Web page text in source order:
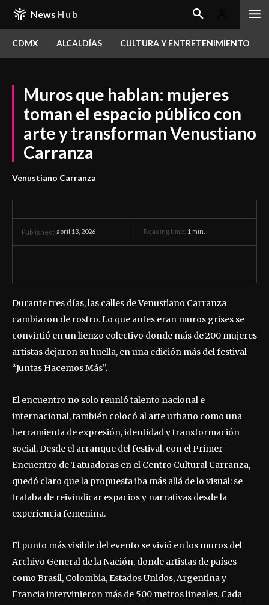
News Hub
CDMX ALCALDÍAS CULTURA Y ENTRETENIMIENTO
Muros que hablan: mujeres
toman el espacio público con
arte y transforman Venustiano
Carranza
Venustiano Carranza
Published: abril 13, 2026 Reading time: 1 min.
Durante tres días, las calles de Venustiano Carranza
cambiaron de rostro. Lo que antes eran muros grises se
convirtió en un lienzo colectivo donde más de 200 mujeres
artistas dejaron su huella, en una edición más del festival
“Juntas Hacemos Más”.
El encuentro no solo reunió talento nacional e
internacional, también colocó al arte urbano como una
herramienta de expresión, identidad y transformación
social. Desde el arranque del festival, con el Primer
Encuentro de Tatuadoras en el Centro Cultural Carranza,
quedó claro que la propuesta iba más allá de lo visual: se
trataba de reivindicar espacios y narrativas desde la
experiencia femenina.
El punto más visible del evento se vivió en los muros del
Archivo General de la Nación, donde artistas de países
como Brasil, Colombia, Estados Unidos, Argentina y
Francia intervinieron más de 500 metros lineales. Cada